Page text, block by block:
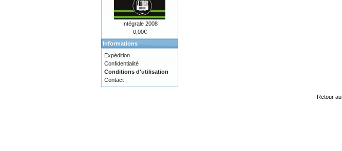
Intégrale 2008
0,00€
Informations
Expédition
Confidentialité
Conditions d'utilisation
Contact
Retour au